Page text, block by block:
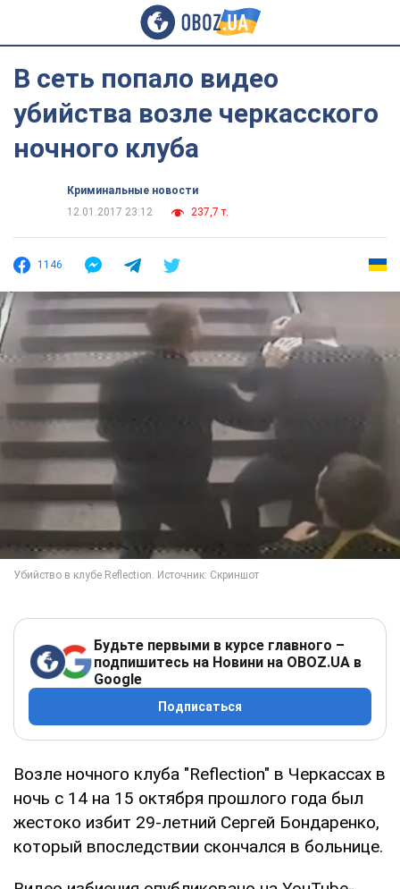
В сеть попало видео
убийства возле черкасского
ночного клуба
Криминальные новости
12.01.2017 23:12
237,7 т.
1146
Будьте первыми в курсе главного –
подпишитесь на Новини на OBOZ.UA в
Google
Подписаться
Возле ночного клуба "Reflection" в Черкассах в
ночь с 14 на 15 октября прошлого года был
жестоко избит 29-летний Сергей Бондаренко,
который впоследствии скончался в больнице.